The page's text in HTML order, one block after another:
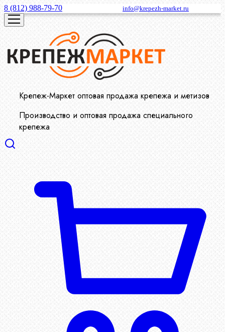
8 (812) 988-79-70 info@krepezh-market.ru
Крепеж-Маркет оптовая продажа крепежа и метизов
Производство и оптовая продажа специального
крепежа